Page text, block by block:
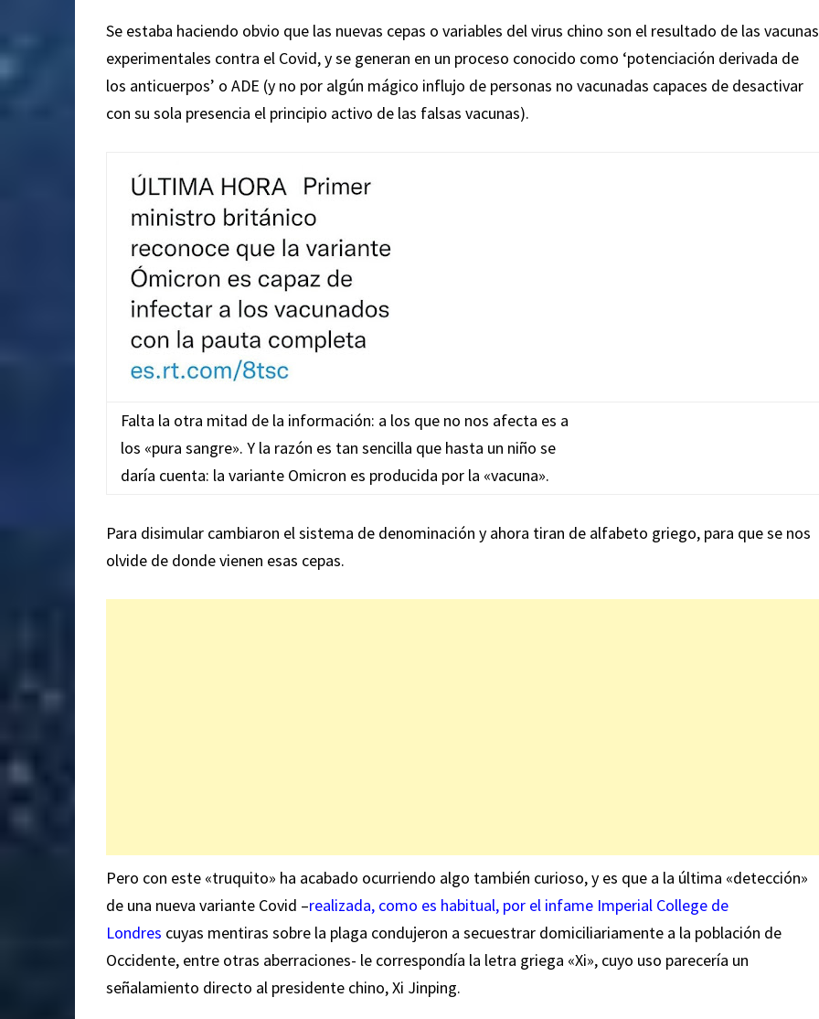
Se estaba haciendo obvio que las nuevas cepas o variables del virus chino son el resultado de las vacunas
experimentales contra el Covid, y se generan en un proceso conocido como ‘potenciación derivada de
los anticuerpos’ o ADE (y no por algún mágico influjo de personas no vacunadas capaces de desactivar
con su sola presencia el principio activo de las falsas vacunas).
Falta la otra mitad de la información: a los que no nos afecta es a
los «pura sangre». Y la razón es tan sencilla que hasta un niño se
daría cuenta: la variante Omicron es producida por la «vacuna».
Para disimular cambiaron el sistema de denominación y ahora tiran de alfabeto griego, para que se nos
olvide de donde vienen esas cepas.
Pero con este «truquito» ha acabado ocurriendo algo también curioso, y es que a la última «detección»
de una nueva variante Covid –realizada, como es habitual, por el infame Imperial College de
Londres cuyas mentiras sobre la plaga condujeron a secuestrar domiciliariamente a la población de
Occidente, entre otras aberraciones- le correspondía la letra griega «Xi», cuyo uso parecería un
señalamiento directo al presidente chino, Xi Jinping.